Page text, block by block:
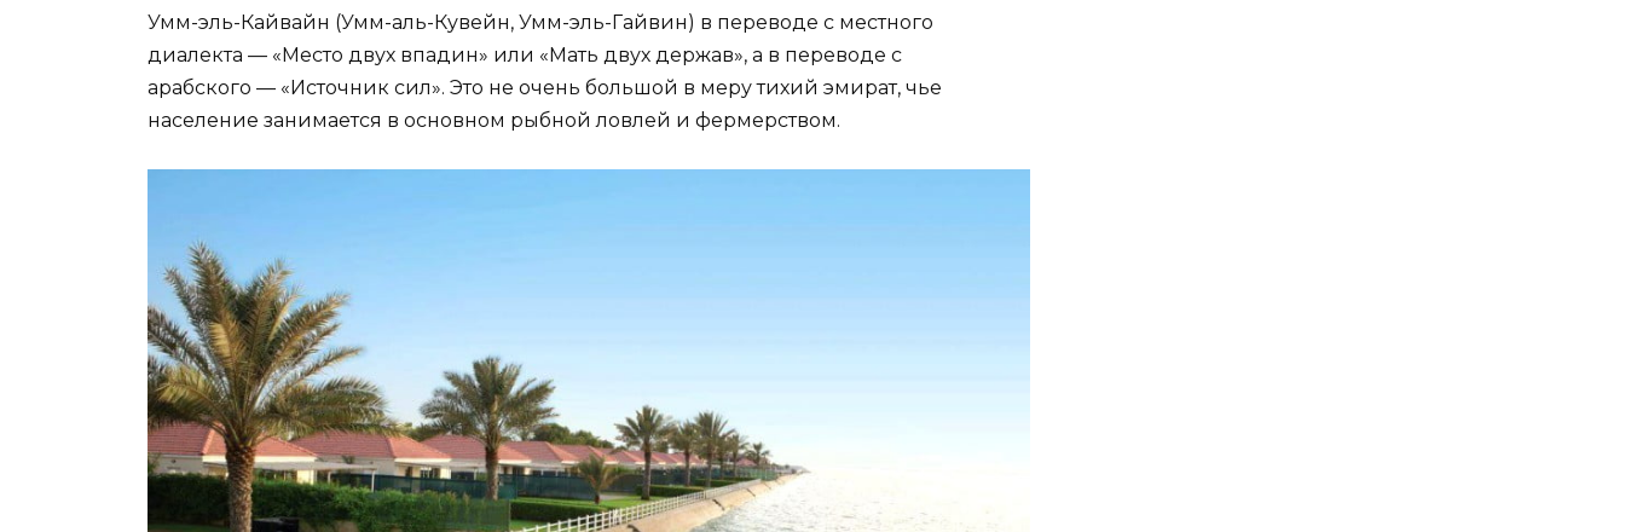
Умм-эль-Кайвайн (Умм-аль-Кувейн, Умм-эль-Гайвин) в переводе с местного
диалекта — «Место двух впадин» или «Мать двух держав», а в переводе с
арабского — «Источник сил». Это не очень большой в меру тихий эмират, чье
население занимается в основном рыбной ловлей и фермерством.